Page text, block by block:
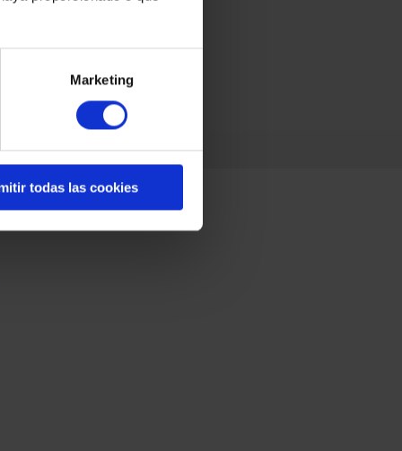
Marketing
todas las cookies